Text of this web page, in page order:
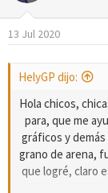
i
i
o
13 Jul 2020
HelyGP dijo:
Hola chicos,
para, que me
gráficos y
grano de arena,
que logré, claro